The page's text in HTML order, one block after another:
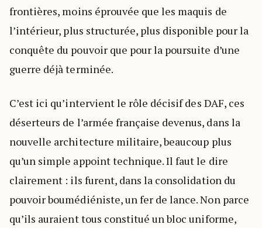
frontières, moins éprouvée que les maquis de
l’intérieur, plus structurée, plus disponible pour la
conquête du pouvoir que pour la poursuite d’une
guerre déjà terminée.
C’est ici qu’intervient le rôle décisif des DAF, ces
déserteurs de l’armée française devenus, dans la
nouvelle architecture militaire, beaucoup plus
qu’un simple appoint technique. Il faut le dire
clairement : ils furent, dans la consolidation du
pouvoir boumédiéniste, un fer de lance. Non parce
qu’ils auraient tous constitué un bloc uniforme,